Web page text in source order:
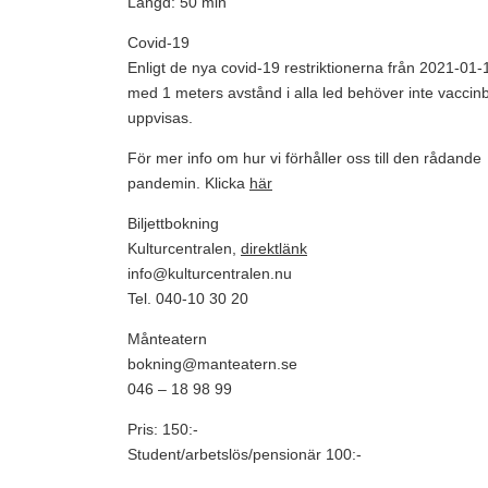
Covid-19
Enligt de nya covid-19 restriktionerna från 2021-01-
med 1 meters avstånd i alla led behöver inte
uppvisas.
För mer info om hur vi förhåller oss till den rådande
pandemin. Klicka här
Biljettbokning
Kulturcentralen, direktlänk
info@kulturcentralen.nu
Tel. 040-10 30 20
Månteatern
bokning@manteatern.se
046 – 18 98 99
Pris: 150:-
Student/arbetslös/pensionär 100:-